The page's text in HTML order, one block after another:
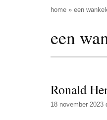
home » een
een
Ronald
18 november 2023